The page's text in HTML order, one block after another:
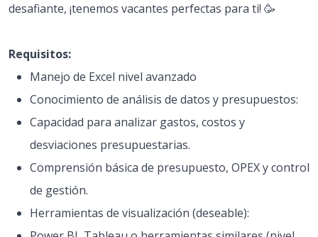
desafiante, ¡tenemos vacantes perfectas para ti! 🥳
Requisitos:
Manejo de Excel nivel avanzado
Conocimiento de análisis de datos y presupuestos:
Capacidad para analizar gastos, costos y
desviaciones presupuestarias.
Comprensión básica de presupuesto, OPEX y control
de gestión.
Herramientas de visualización (deseable):